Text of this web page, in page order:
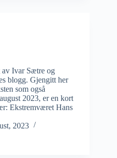
av Ivar Sætre og
blogg. Gjengitt her
som også
2023, er en kort
Ekstremværet Hans
2023